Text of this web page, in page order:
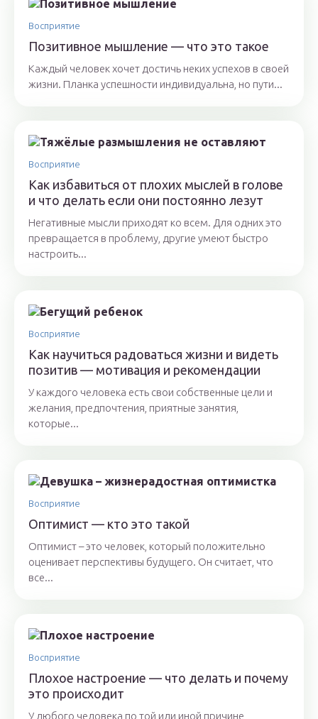
Восприятие
Позитивное мышление — что это такое
Каждый человек хочет достичь неких успехов в своей
жизни. Планка успешности индивидуальна, но пути...
Восприятие
Как избавиться от плохих мыслей в голове
и что делать если они постоянно лезут
Негативные мысли приходят ко всем. Для одних это
превращается в проблему, другие умеют быстро
настроить...
Восприятие
Как научиться радоваться жизни и видеть
позитив — мотивация и рекомендации
У каждого человека есть свои собственные цели и
желания, предпочтения, приятные занятия,
которые...
Восприятие
Оптимист — кто это такой
Оптимист – это человек, который положительно
оценивает перспективы будущего. Он считает, что
все...
Восприятие
Плохое настроение — что делать и почему
это происходит
У любого человека по той или иной причине